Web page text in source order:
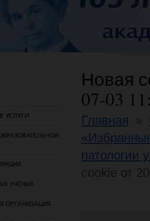
УСЛУГИ
УЧЕНЫХ
ОРГАНИЗАЦИЯ
Новая
07-03
Главная
патологии